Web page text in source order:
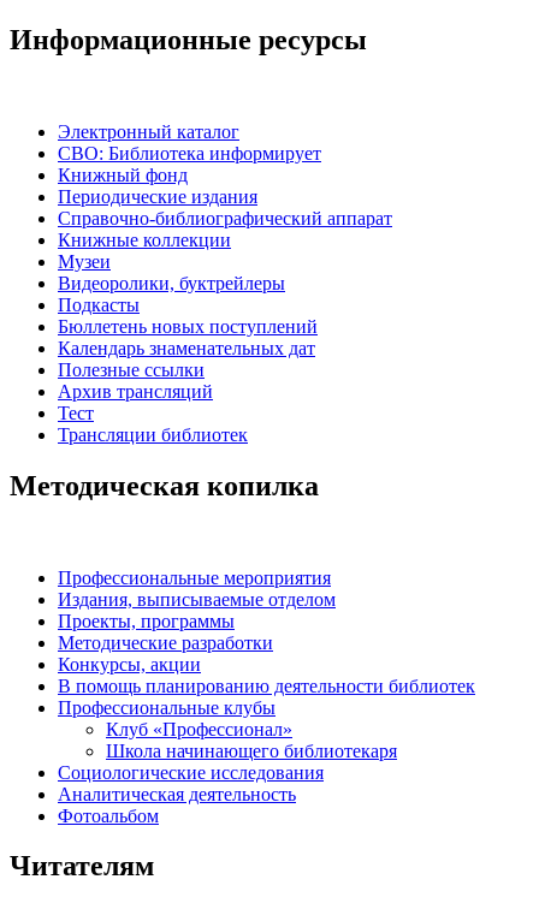
Информационные ресурсы
Электронный каталог
СВО: Библиотека информирует
Книжный фонд
Периодические издания
Справочно-библиографический аппарат
Книжные коллекции
Музеи
Видеоролики, буктрейлеры
Подкасты
Бюллетень новых поступлений
Календарь знаменательных дат
Полезные ссылки
Архив трансляций
Тест
Трансляции библиотек
Методическая копилка
Профессиональные мероприятия
Издания, выписываемые отделом
Проекты, программы
Методические разработки
Конкурсы, акции
В помощь планированию деятельности библиотек
Профессиональные клубы
Клуб «Профессионал»
Школа начинающего библиотекаря
Социологические исследования
Аналитическая деятельность
Фотоальбом
Читателям